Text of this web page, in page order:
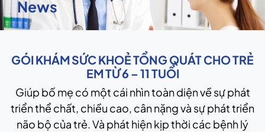
News
GÓI KHÁM SỨC KHOẺ TỔNG QUÁT CHO TRẺ
EM TỪ 6 – 11 TUỔI
Giúp bố mẹ có một cái nhìn toàn diện về sự phát
triển thể chất, chiều cao, cân nặng và sự phát triển
não bộ của trẻ. Và phát hiện kịp thời các bệnh lý